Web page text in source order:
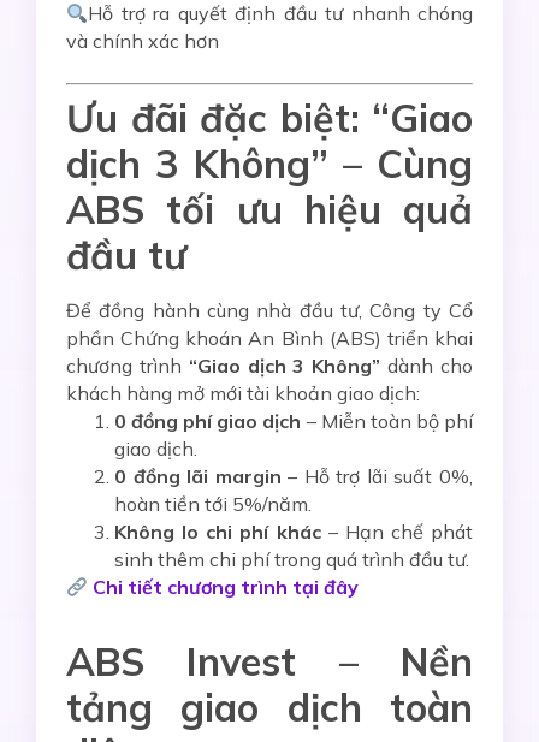
Hỗ trợ ra quyết định đầu tư nhanh chóng
và chính xác hơn
Ưu đãi đặc biệt: “Giao
dịch 3 Không” – Cùng
ABS tối ưu hiệu quả
đầu tư
Để đồng hành cùng nhà đầu tư, Công ty Cổ
phần Chứng khoán An Bình (ABS) triển khai
chương trình “Giao dịch 3 Không” dành cho
khách hàng mở mới tài khoản giao dịch:
0 đồng phí giao dịch – Miễn toàn bộ phí
giao dịch.
0 đồng lãi margin – Hỗ trợ lãi suất 0%,
hoàn tiền tới 5%/năm.
Không lo chi phí khác– Hạn chế phát
sinh thêm chi phí trong quá trình đầu tư.
Chi tiết chương trình tại đây
ABS Invest – Nền
tảng giao dịch toàn